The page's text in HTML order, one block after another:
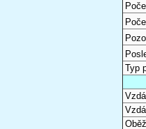
Typ